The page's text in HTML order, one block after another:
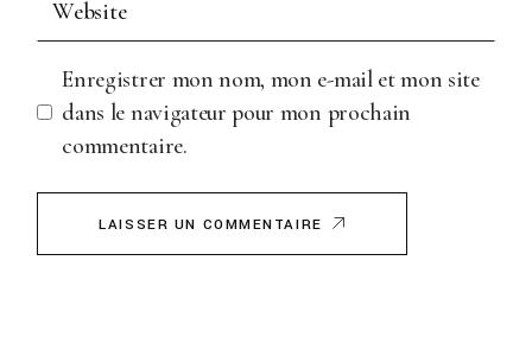
Enregistrer mon nom, mon e-mail et mon site
dans le navigateur pour mon prochain
commentaire.
LAISSER UN COMMENTAIRE